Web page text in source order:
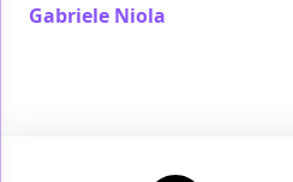
Gabriele Niola